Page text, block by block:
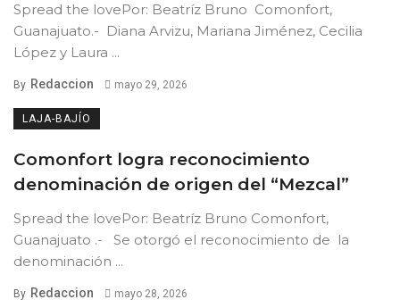
Spread the lovePor: Beatríz Bruno Comonfort,
Guanajuato.- Diana Arvizu, Mariana Jiménez, Cecilia
López y Laura ...
By Redaccion mayo 29, 2026
LAJA-BAJÍO
Comonfort logra reconocimiento
denominación de origen del “Mezcal”
Spread the lovePor: Beatríz Bruno Comonfort,
Guanajuato .- Se otorgó el reconocimiento de la
denominación ...
By Redaccion mayo 28, 2026